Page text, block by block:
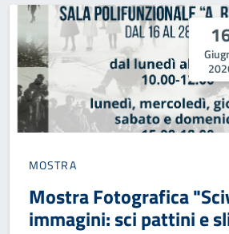
MOSTRA
Mostra Fotografica
immagini: sci pattini e